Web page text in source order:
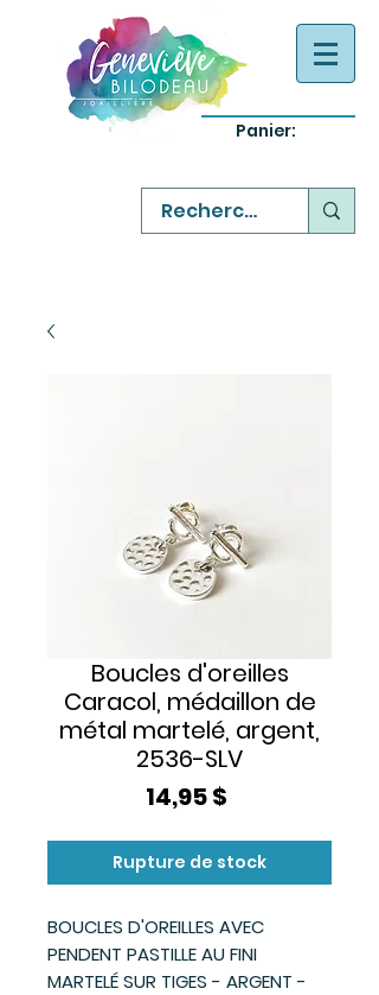
Panier:
Boucles d'oreilles
Caracol, médaillon de
métal martelé, argent,
2536-SLV
14,95 $
Rupture de stock
BOUCLES D'OREILLES AVEC
PENDENT PASTILLE AU FINI
MARTELÉ SUR TIGES - ARGENT -